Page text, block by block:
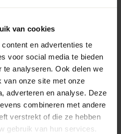
van cookies
en advertenties te
voor social media te bieden
analyseren. Ook delen we
van onze site met onze
adverteren en analyse. Deze
combineren met andere
verstrekt of die ze hebben
gebruik van hun services.
mijn vestiging